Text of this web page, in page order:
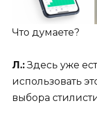
Что думаете?
Л.:Здесь уже
использовать
выбора